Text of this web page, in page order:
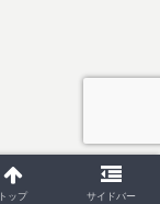
トップ サイドバー